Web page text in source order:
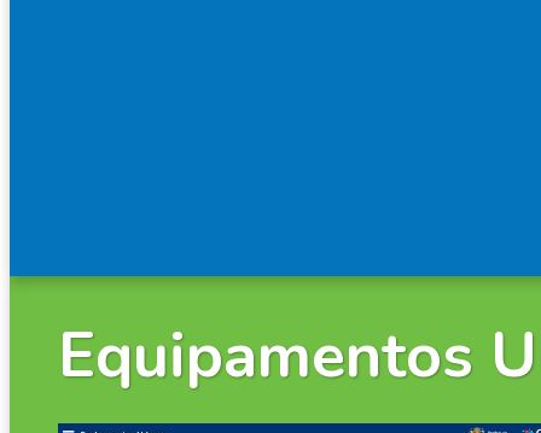
Equipamentos